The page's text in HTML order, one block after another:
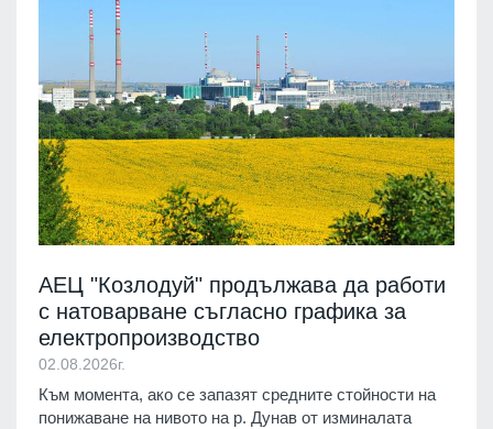
АЕЦ "Козлодуй" продължава да работи
с натоварване съгласно графика за
електропроизводство
02.08.2026г.
Към момента, ако се запазят средните стойности на
понижаване на нивото на р. Дунав от изминалата